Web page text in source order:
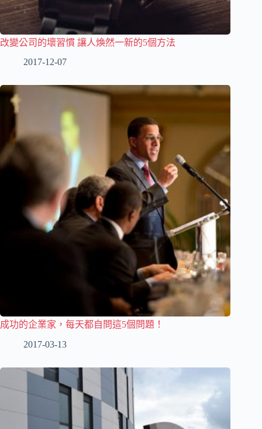
改變公司的壞習慣 讓人煥然一新的5個方法
2017-12-07
成功的企業家，每天都自問這5個問題！
2017-03-13